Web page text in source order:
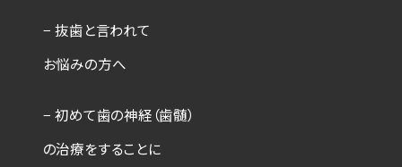
− 抜歯と言われて
お悩みの方へ
− 初めて歯の神経（歯髄）
の治療をすることに